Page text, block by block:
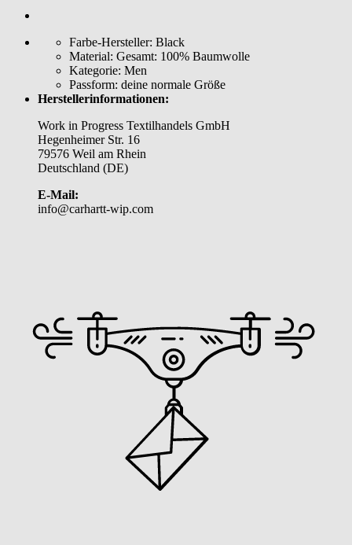
Farbe-Hersteller: Black
Material: Gesamt: 100% Baumwolle
Kategorie: Men
Passform: deine normale Größe
Herstellerinformationen:
Work in Progress Textilhandels GmbH
Hegenheimer Str. 16
79576 Weil am Rhein
Deutschland (DE)
E-Mail:
info@carhartt-wip.com